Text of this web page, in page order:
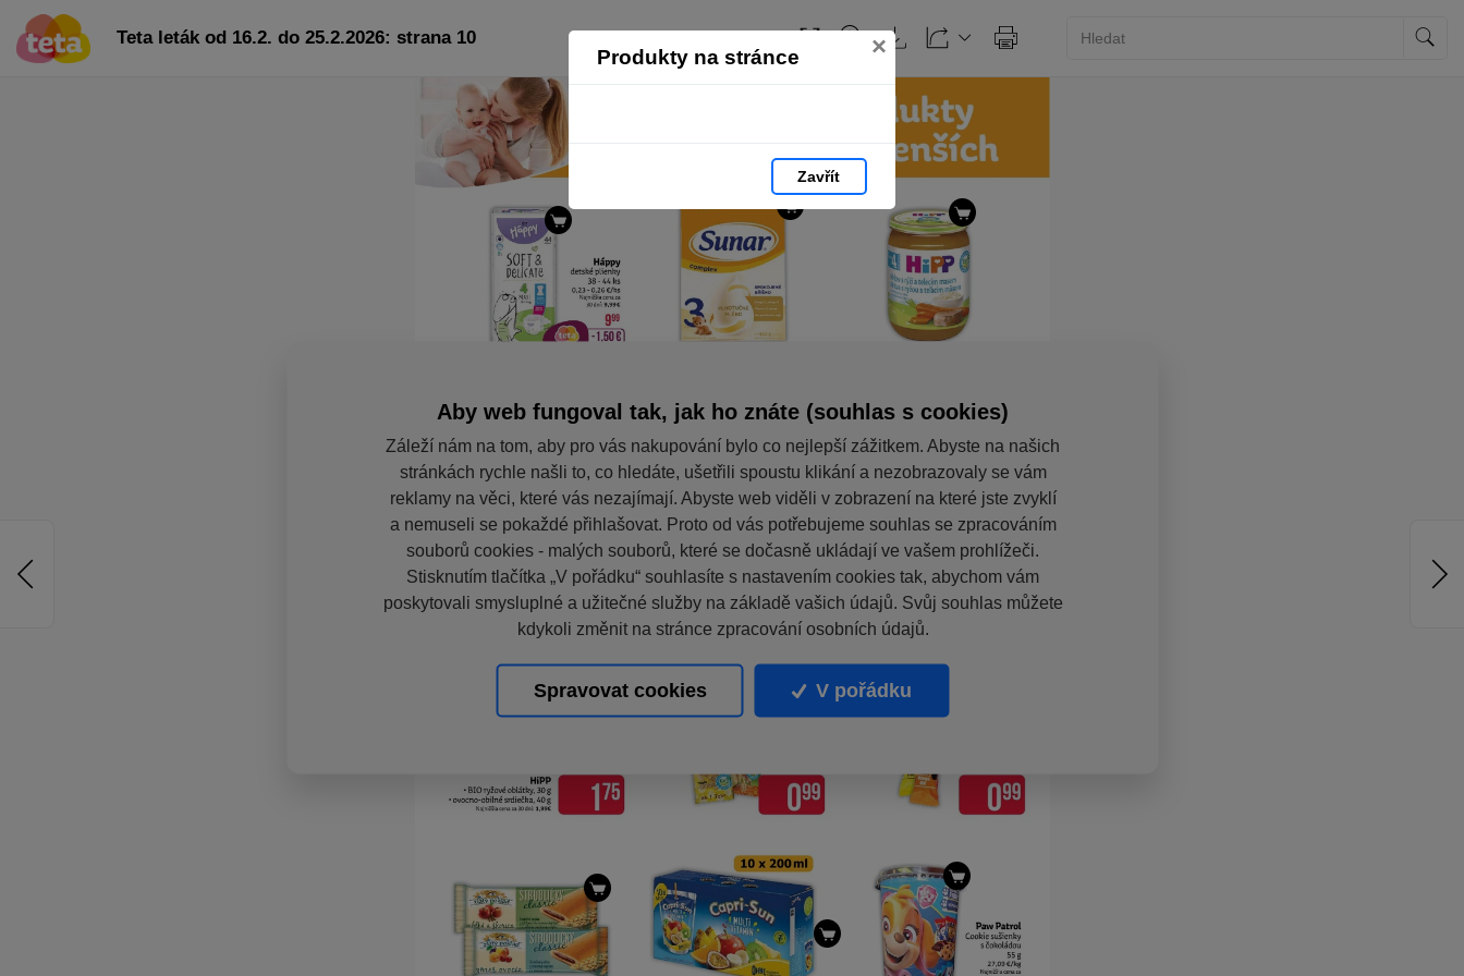
Produkty na stránce ×
Zavřít
Teta leták od 16.2. do 25.2.2026: strana 10
Aby web fungoval tak, jak ho znáte (souhlas s cookies)
Záleží nám na tom, aby pro vás nakupování bylo co nejlepší zážitkem. Abyste na našich
stránkách rychle našli to, co hledáte, ušetřili spoustu klikání a nezobrazovaly se vám
reklamy na věci, které vás nezajímají. Abyste web viděli v zobrazení na které jste zvyklí
a nemuseli se pokaždé přihlašovat. Proto od vás potřebujeme souhlas se zpracováním
souborů cookies - malých souborů, které se dočasně ukládají ve vašem prohlížeči.
Stisknutím tlačítka „V pořádku“ souhlasíte s nastavením cookies tak, abychom vám
poskytovali smysluplné a užitečné služby na základě vašich údajů. Svůj souhlas můžete
kdykoli změnit na stránce zpracování osobních údajů.
Spravovat cookies V pořádku